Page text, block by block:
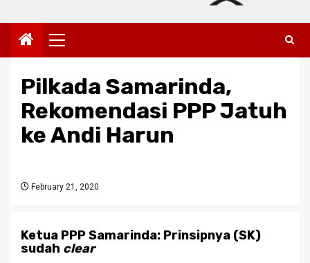
Primary
Menu
Pilkada Samarinda,
Rekomendasi PPP Jatuh
ke Andi Harun
February 21, 2020
Ketua PPP Samarinda: Prinsipnya (SK)
sudah clear